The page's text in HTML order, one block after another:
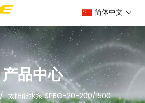
简体中文
产品中心
/ 太阳能水泵 SPBO-20-200/1500